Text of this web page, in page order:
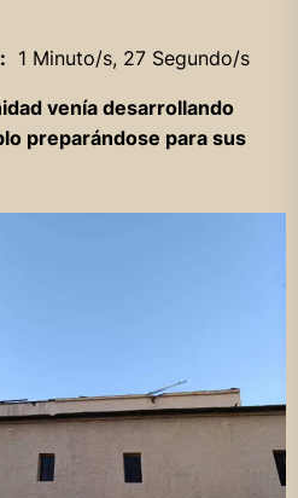
1 Minuto/s, 27 Segundo/s
venía desarrollando
preparándose para sus